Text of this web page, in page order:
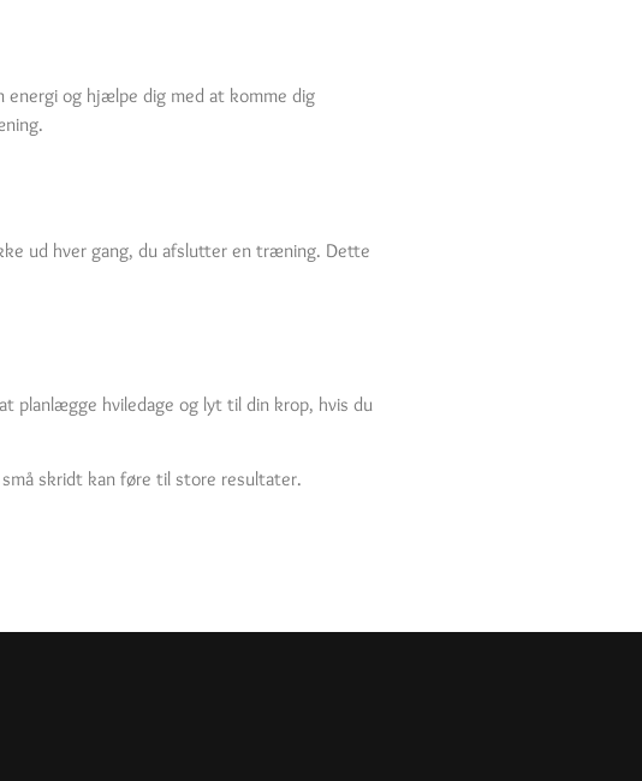
og hjælpe dig med at komme dig
ud hver gang, du afslutter en træning. Dette
planlægge hviledage og lyt til din krop, hvis du
skridt kan føre til store resultater.